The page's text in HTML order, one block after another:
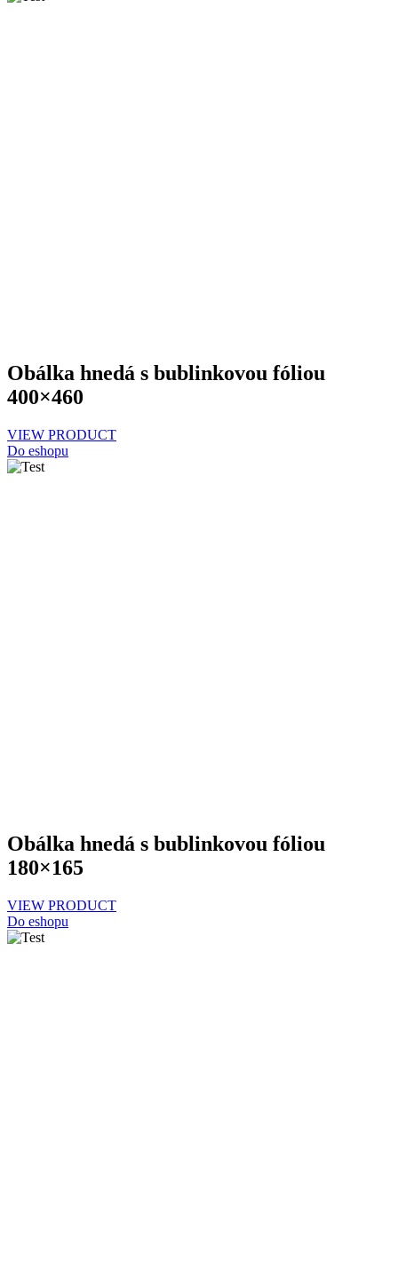
Obálka hnedá s bublinkovou fóliou
400×460
VIEW PRODUCT
Do eshopu
Obálka hnedá s bublinkovou fóliou
180×165
VIEW PRODUCT
Do eshopu